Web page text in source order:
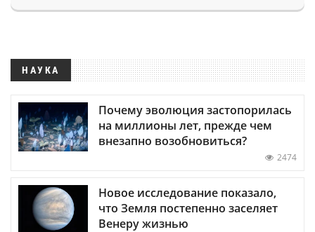
НАУКА
Почему эволюция застопорилась
на миллионы лет, прежде чем
внезапно возобновиться?
2474
Новое исследование показало,
что Земля постепенно заселяет
Венеру жизнью